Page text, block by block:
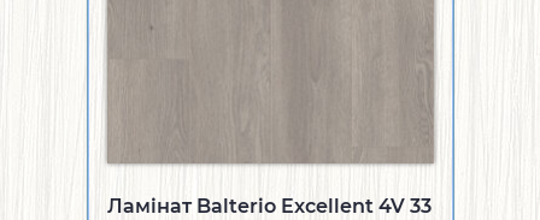
Ламінат Balterio Excellent 4V 33